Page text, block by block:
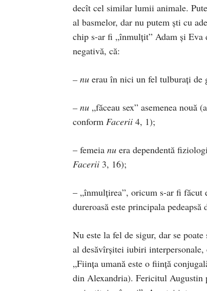
decît cel similar lumii animale.
al basmelor, dar nu putem şti cu
chip s-ar fi „înmulţit” Adam şi Eva
negativă, că:
– nu erau în nici un fel tulburaţi de
– nu „făceau sex” asemenea
conform Facerii 4, 1);
– femeia nu era dependentă
Facerii 3, 16);
– „înmulţirea”, oricum s-ar fi făcut
dureroasă este principala
Nu este la fel de sigur, dar se
al desăvîrşitei iubiri
„Fiinţa umană este o fiinţă
din Alexandria). Fericitul Au­gustin